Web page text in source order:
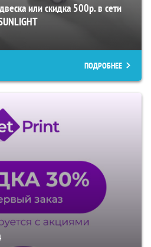
или скидка 500р. в сети
ПОДРОБНЕЕ